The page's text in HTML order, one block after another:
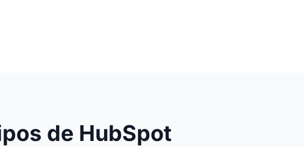
de HubSpot